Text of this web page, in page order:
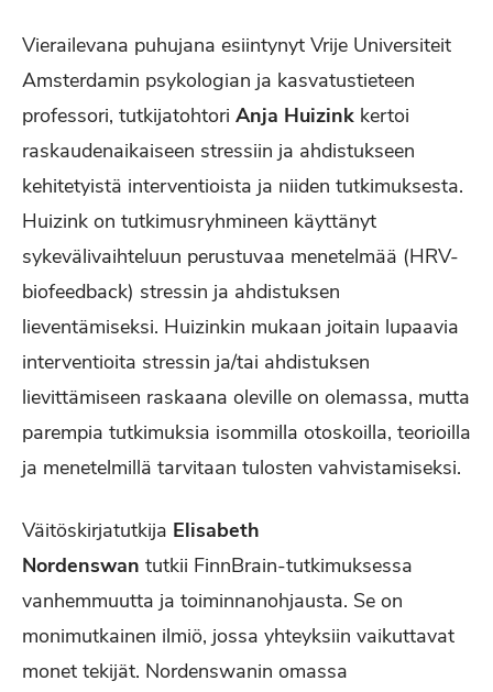
Vierailevana puhujana esiintynyt Vrije Universiteit
Amsterdamin psykologian ja kasvatustieteen
professori, tutkijatohtori Anja Huizink kertoi
raskaudenaikaiseen stressiin ja ahdistukseen
kehitetyistä interventioista ja niiden tutkimuksesta.
Huizink on tutkimusryhmineen käyttänyt
sykevälivaihteluun perustuvaa menetelmää (HRV-
biofeedback) stressin ja ahdistuksen
lieventämiseksi. Huizinkin mukaan joitain lupaavia
interventioita stressin ja/tai ahdistuksen
lievittämiseen raskaana oleville on olemassa, mutta
parempia tutkimuksia isommilla otoskoilla, teorioilla
ja menetelmillä tarvitaan tulosten vahvistamiseksi.
Väitöskirjatutkija Elisabeth
Nordenswan tutkii FinnBrain-tutkimuksessa
vanhemmuutta ja toiminnanohjausta. Se on
monimutkainen ilmiö, jossa yhteyksiin vaikuttavat
monet tekijät. Nordenswanin omassa